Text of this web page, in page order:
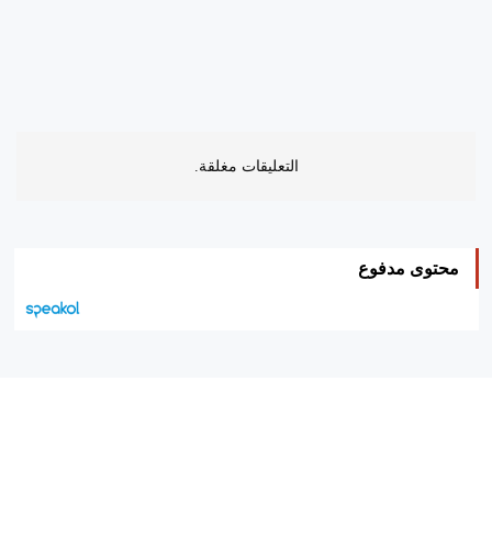
التعليقات مغلقة.
محتوى مدفوع